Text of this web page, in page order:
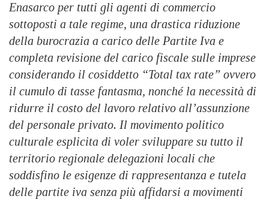
Enasarco per tutti gli agenti di commercio
sottoposti a tale regime, una drastica riduzione
della burocrazia a carico delle Partite Iva e
completa revisione del carico fiscale sulle imprese
considerando il cosiddetto “Total tax rate” ovvero
il cumulo di tasse fantasma, nonché la necessità di
ridurre il costo del lavoro relativo all’assunzione
del personale privato. Il movimento politico
culturale esplicita di voler sviluppare su tutto il
territorio regionale delegazioni locali che
soddisfino le esigenze di rappresentanza e tutela
delle partite iva senza più affidarsi a movimenti